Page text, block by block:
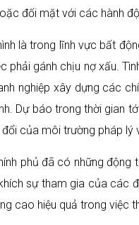
đối mặt với các hành
là trong lĩnh vực bất
phải gánh chịu nợ xấu.
nghiệp xây dựng các
Dự báo trong thời gian
đổi của môi trường pháp lý
phủ đã có những
sự tham gia của các
cao hiệu quả trong việc